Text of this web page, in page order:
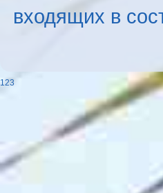
входящих в
123